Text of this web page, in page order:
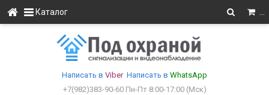
Каталог
Написать в Viber Написать в WhatsApp
+7(982)383-90-60 Пн-Пт 8:00-17:00 (Мcк)